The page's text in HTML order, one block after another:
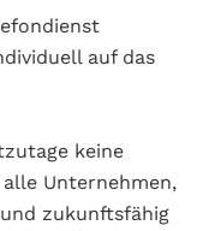
auf das
keine
Unternehmen,
zukunftsfähig